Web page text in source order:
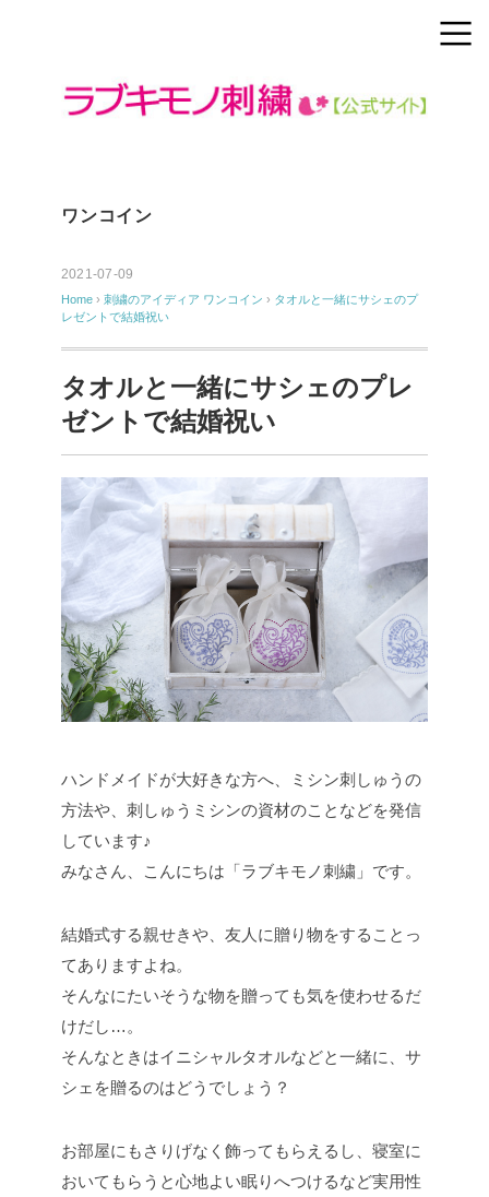
ワンコイン
2021-07-09
Home › 刺繍のアイディア ワンコイン › タオルと一緒にサシェのプ
レゼントで結婚祝い
タオルと一緒にサシェのプレ
ゼントで結婚祝い
ハンドメイドが大好きな方へ、ミシン刺しゅうの
方法や、刺しゅうミシンの資材のことなどを発信
しています♪
みなさん、こんにちは「ラブキモノ刺繍」です。
結婚式する親せきや、友人に贈り物をすることっ
てありますよね。
そんなにたいそうな物を贈っても気を使わせるだ
けだし…。
そんなときはイニシャルタオルなどと一緒に、サ
シェを贈るのはどうでしょう？
お部屋にもさりげなく飾ってもらえるし、寝室に
おいてもらうと心地よい眠りへつけるなど実用性